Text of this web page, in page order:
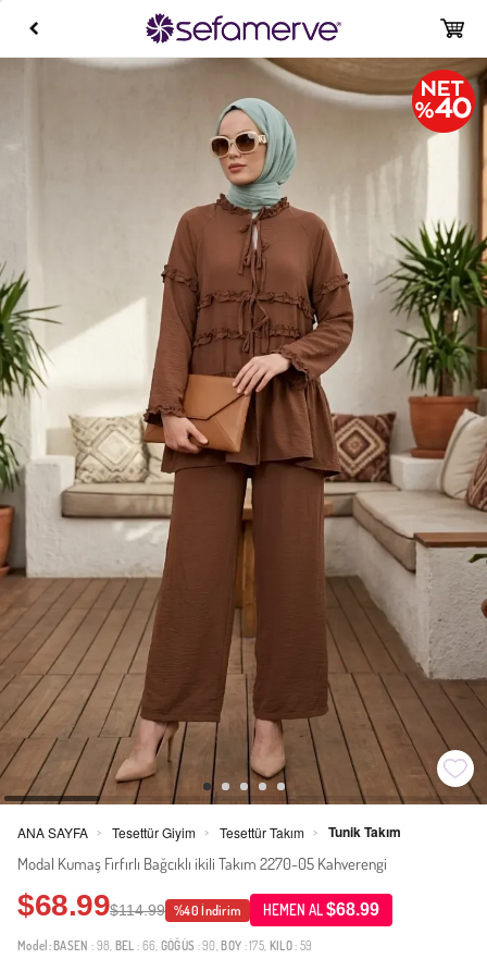
ANA SAYFA > Tesettür Giyim > Tesettür Takım > Tunik Takım
Modal Kumaş Fırfırlı Bağcıklı ikili Takım 2270-05 Kahverengi
$68.99$114.99 %40 İndirim HEMEN AL$68.99
Model: BASEN : 98, BEL : 66, GÖĞÜS : 90, BOY : 175, KILO: 59